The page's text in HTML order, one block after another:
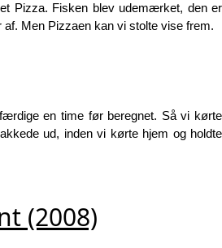
Pizza. Fisken blev udemærket, den er
Men Pizzaen kan vi stolte vise frem.
en time før beregnet. Så vi kørte
ud, inden vi kørte hjem og holdte
(2008)